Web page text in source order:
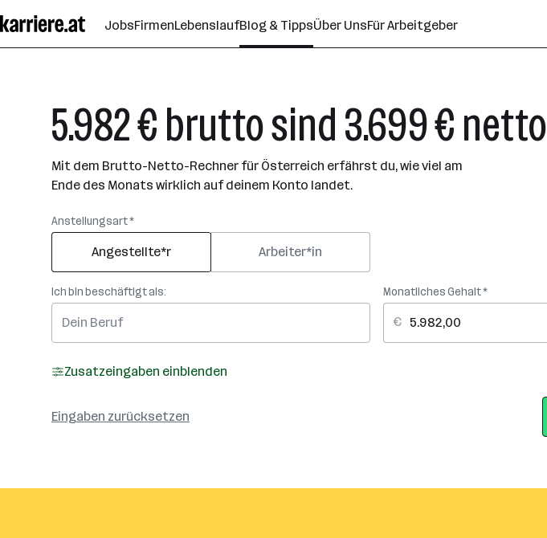
Seiteninhalt
springen
JobsFirmenLebenslaufBlog & TippsÜber UnsFür Arbeitgeber
5.982 € brutto sind 3.699 € netto
Mit dem Brutto-Netto-Rechner für Österreich erfährst du, wie viel am
Ende des Monats wirklich auf deinem Konto landet.
Anstellungsart *
Angestellte*r Arbeiter*in
Ich bin beschäftigt als: Monatliches Gehalt *
Zusatzeingaben einblenden
Eingaben zurücksetzen